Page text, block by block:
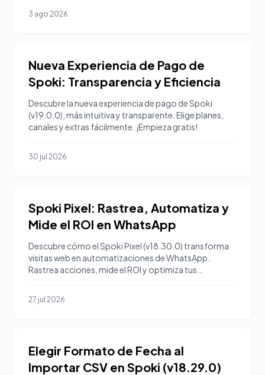
3 ago 2026
Nueva Experiencia de Pago de
Spoki: Transparencia y Eficiencia
Descubre la nueva experiencia de pago de Spoki
(v19.0.0), más intuitiva y transparente. Elige planes,
canales y extras fácilmente. ¡Empieza gratis!
30 jul 2026
Spoki Pixel: Rastrea, Automatiza y
Mide el ROI en WhatsApp
Descubre cómo el Spoki Pixel (v18.30.0) transforma
visitas web en automatizaciones de WhatsApp.
Rastrea acciones, mide el ROI y optimiza tus
27 jul 2026
Elegir Formato de Fecha al
Importar CSV en Spoki (v18.29.0)